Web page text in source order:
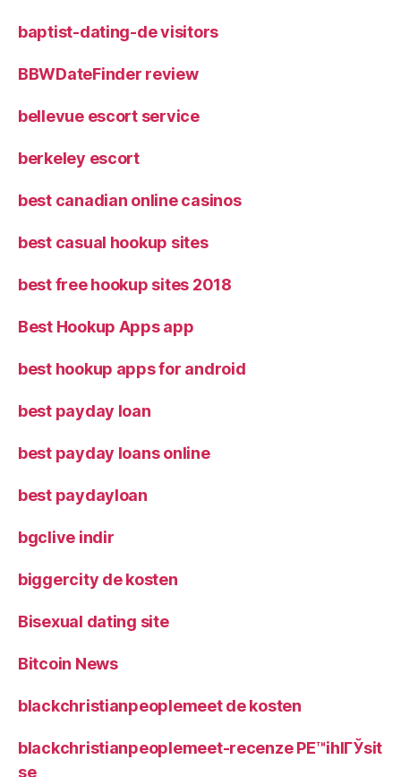
baptist-dating-de visitors
BBWDateFinder review
bellevue escort service
berkeley escort
best canadian online casinos
best casual hookup sites
best free hookup sites 2018
Best Hookup Apps app
best hookup apps for android
best payday loan
best payday loans online
best paydayloan
bgclive indir
biggercity de kosten
Bisexual dating site
Bitcoin News
blackchristianpeoplemeet de kosten
blackchristianpeoplemeet-recenze PЕ™ihlГЎsit
se